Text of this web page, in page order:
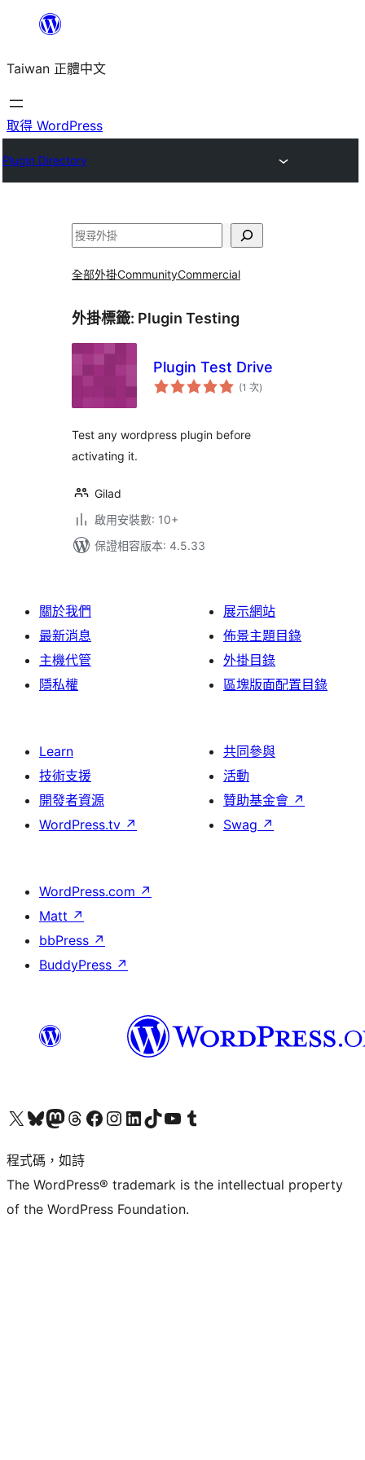
主
要
內
Taiwan 正體中文
取得 WordPress
Plugin Directory
搜
全部外掛CommunityCommercial
外掛標籤: Plugin Testing
Plugin Test Drive
(1 次評
分)
Test any wordpress plugin before
activating it.
Gilad
啟用安裝數: 10+
保證相容版本: 4.5.33
關於我們
最新消息
主機代管
隱私權
展示網站
佈景主題目錄
外掛目錄
區塊版面配置目錄
Learn
技術支援
開發者資源
WordPress.tv ↗
共同參與
活動
贊助基金會 ↗
Swag ↗
WordPress.com ↗
Matt ↗
bbPress ↗
BuddyPress ↗
查看我們的 X (之前的 Twitter) 帳號造訪我們的 Bluesky 帳號造訪我們的 Mastodon 帳號造訪我們的 Threads 帳號 造訪我們的 Facebook 粉絲專頁Visit our Instagram account
Visit our LinkedIn account
造訪我們的 TikTok 帳號Visit our YouTube channel
造訪我們的 Tumblr 帳號
程式碼，如詩
The WordPress® trademark is the intellectual property
of the WordPress Foundation.